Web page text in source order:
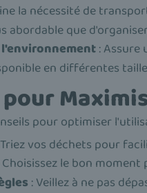
la nécessité de
abordable que
: Assure
en différentes
pour optimiser
vos déchets pour
Choisissez le bon
: Veillez à ne pas